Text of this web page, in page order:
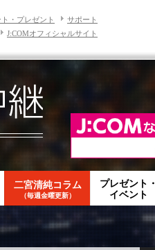
・プレゼント
サポート
J:COMオフィシャルサイト
二宮清純コラム
（毎週金曜更新）
プレゼント・
イベント